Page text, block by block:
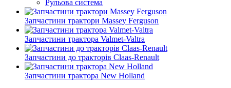
Рульова система
Запчастини трактори Massey Ferguson
Запчастини трактора Valmet-Valtra
Запчастини до тракторів Claas-Renault
Запчастини трактора New Holland